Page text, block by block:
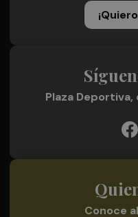
Plaza
Conoce